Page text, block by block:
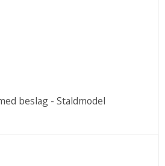
beslag - Staldmodel